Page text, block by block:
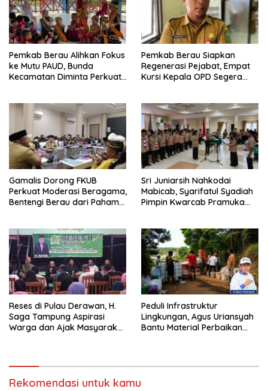
Pemkab Berau Alihkan Fokus
ke Mutu PAUD, Bunda
Kecamatan Diminta Perkuat
Pemkab Berau Siapkan
Regenerasi Pejabat, Empat
Kursi Kepala OPD Segera
Gamalis Dorong FKUB
Perkuat Moderasi Beragama,
Bentengi Berau dari Paham
Sri Juniarsih Nahkodai
Mabicab, Syarifatul Syadiah
Pimpin Kwarcab Pramuka
Reses di Pulau Derawan, H.
Saga Tampung Aspirasi
Warga dan Ajak Masyarakat
Peduli Infrastruktur
Lingkungan, Agus Uriansyah
Bantu Material Perbaikan
Rekomendasi untuk kamu